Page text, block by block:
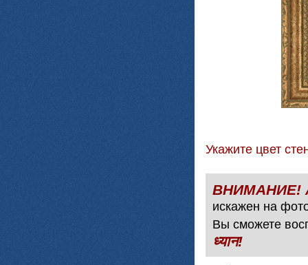
Укажите цвет
искажен на
Вы сможете
ध्यान!